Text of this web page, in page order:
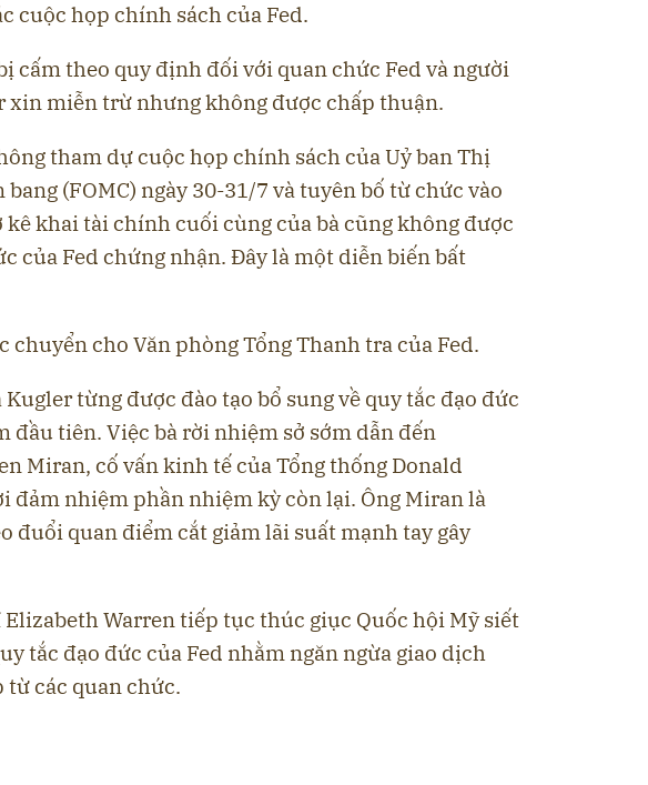
cuộc họp chính sách của Fed.
cấm theo quy định đối với quan chức Fed và người
xin miễn trừ nhưng không được chấp thuận.
tham dự cuộc họp chính sách của Uỷ ban Thị
(FOMC) ngày 30-31/7 và tuyên bố từ chức vào
kê khai tài chính cuối cùng của bà cũng không được
của Fed chứng nhận. Đây là một diễn biến bất
chuyển cho Văn phòng Tổng Thanh tra của Fed.
Kugler từng được đào tạo bổ sung về quy tắc đạo đức
đầu tiên. Việc bà rời nhiệm sở sớm dẫn đến
Miran, cố vấn kinh tế của Tổng thống Donald
đảm nhiệm phần nhiệm kỳ còn lại. Ông Miran là
đuổi quan điểm cắt giảm lãi suất mạnh tay gây
Warren tiếp tục thúc giục Quốc hội Mỹ siết
tắc đạo đức của Fed nhằm ngăn ngừa giao dịch
các quan chức.